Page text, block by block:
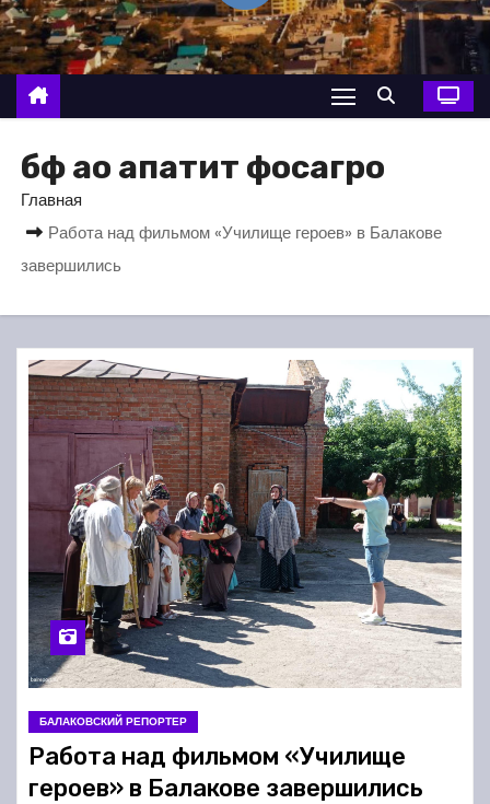
о
м
у
бф ао апатит фосагро
Главная
Работа над фильмом «Училище героев» в Балакове
завершились
БАЛАКОВСКИЙ РЕПОРТЕР
Работа над фильмом «Училище
героев» в Балакове завершились